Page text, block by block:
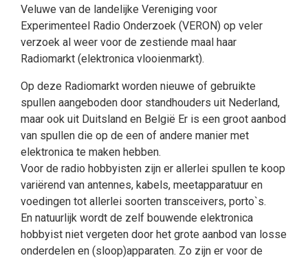
Veluwe van de landelijke Vereniging voor
Experimenteel Radio Onderzoek (VERON) op veler
verzoek al weer voor de zestiende maal haar
Radiomarkt (elektronica vlooienmarkt).
Op deze Radiomarkt worden nieuwe of gebruikte
spullen aangeboden door standhouders uit Nederland,
maar ook uit Duitsland en België Er is een groot aanbod
van spullen die op de een of andere manier met
elektronica te maken hebben.
Voor de radio hobbyisten zijn er allerlei spullen te koop
variërend van antennes, kabels, meetapparatuur en
voedingen tot allerlei soorten transceivers, porto`s.
En natuurlijk wordt de zelf bouwende elektronica
hobbyist niet vergeten door het grote aanbod van losse
onderdelen en (sloop)apparaten. Zo zijn er voor de